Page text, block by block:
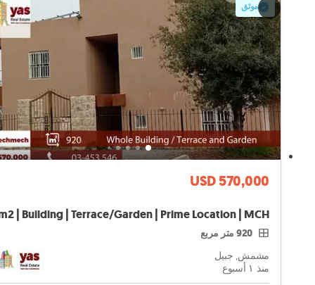
موثق
USD 570,000
920 متر مربع
مشمش, جبيل
منذ ١ أسبوع